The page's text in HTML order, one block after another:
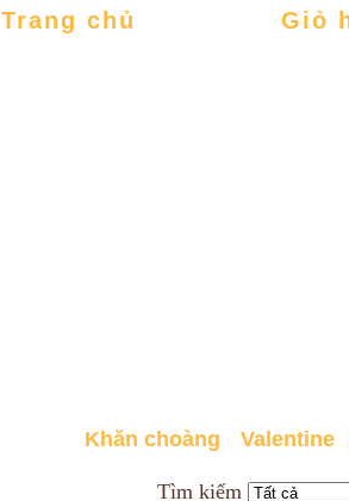
Trang chủ Giỏ
Khăn choàng Valentine
Tìm kiếm